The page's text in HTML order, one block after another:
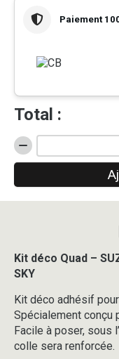
Paiement
Total :
quantité
de
déco
Quad
250
LTZ
2DR4
-
WHITE
&
SKY
Kit déco Quad –
SKY
Kit déco adhésif
Spécialement conçu
Facile à poser, sous
colle sera renforcée.